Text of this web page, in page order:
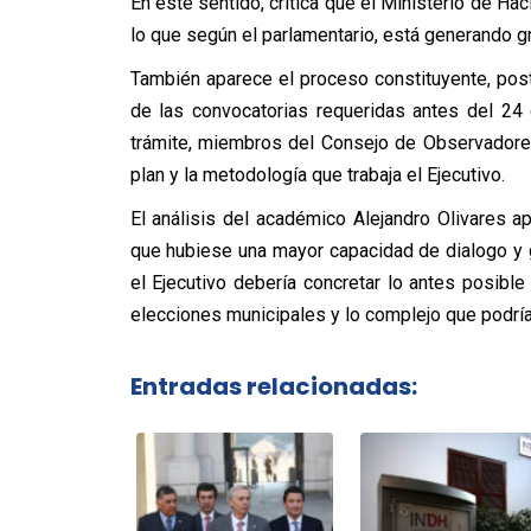
lo que según el parlamentario, está generando
También aparece el proceso constituyente,
de las convocatorias requeridas antes del
trámite, miembros del Consejo de
plan y la metodología que trabaja el Ejecutivo.
El análisis del académico Alejandro Olivares
que hubiese una mayor capacidad de dialogo
el Ejecutivo debería concretar lo antes
elecciones municipales y lo complejo que
Entradas relacionadas: